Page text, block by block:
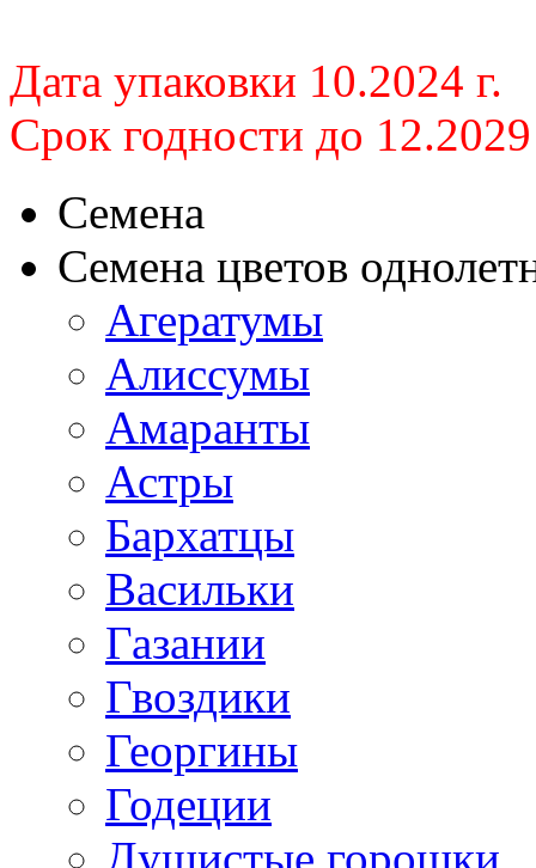
Дата упаковки 10.2024 г.
Срок годности до 12.2029
Семена
Семена цветов
Агератумы
Алиссумы
Амаранты
Астры
Бархатцы
Васильки
Газании
Гвоздики
Георгины
Годеции